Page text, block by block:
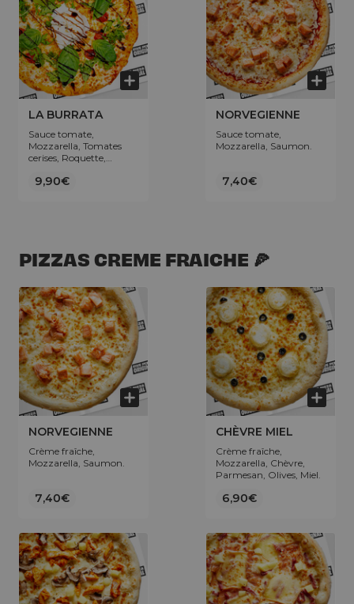
LA BURRATA
Sauce tomate,
Mozzarella, Tomates
cerises, Roquette,
(100g), Crème de
9,90€
NORVEGIENNE
Sauce tomate,
Mozzarella, Saumon.
7,40€
PIZZAS CREME FRAICHE 🍕
NORVEGIENNE
Crème fraîche,
Mozzarella, Saumon.
7,40€
CHÈVRE MIEL
Crème fraîche,
Mozzarella, Chèvre,
Parmesan, Olives, Miel.
6,90€